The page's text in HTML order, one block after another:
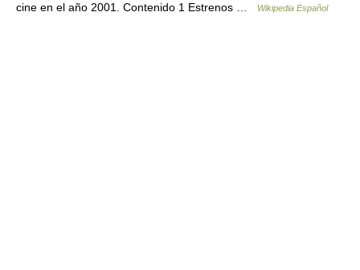
cine en el año 2001. Contenido 1 Estrenos …
Wikipedia Español